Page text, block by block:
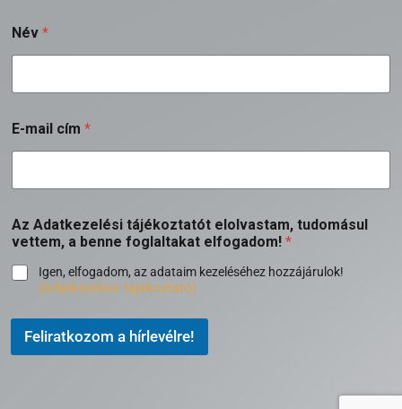
Név *
E-mail cím *
Az Adatkezelési tájékoztatót elolvastam, tudomásul
vettem, a benne foglaltakat elfogadom! *
Igen, elfogadom, az adataim kezeléséhez hozzájárulok!
(Adatkezelési tájékoztató)
Feliratkozom a hírlevélre!